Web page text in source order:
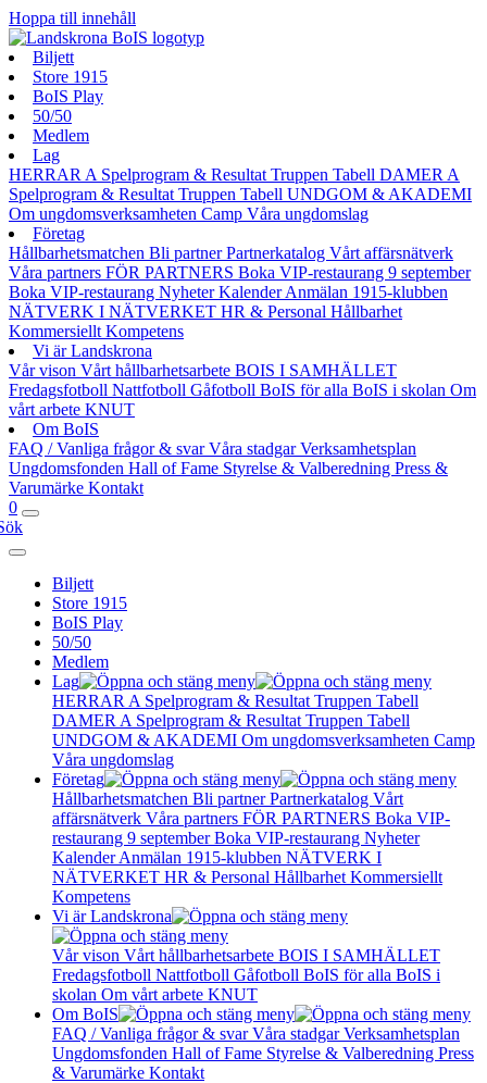
Hoppa till innehåll
Biljett
Store 1915
BoIS Play
50/50
Medlem
Lag
HERRAR A Spelprogram & Resultat Truppen Tabell DAMER A
Spelprogram & Resultat Truppen Tabell UNDGOM & AKADEMI
Om ungdomsverksamheten Camp Våra ungdomslag
Företag
Hållbarhetsmatchen Bli partnerPartnerkatalog Vårt affärsnätverk
Våra partners FÖR PARTNERS Boka VIP-restaurang 9 september
Boka VIP-restaurang NyheterKalenderAnmälan 1915-klubben
NÄTVERK I NÄTVERKET HR & Personal Hållbarhet
Kommersiellt Kompetens
Vi är Landskrona
Vår vison Vårt hållbarhetsarbete BOIS I SAMHÄLLET
Fredagsfotboll Nattfotboll Gåfotboll BoIS för alla BoIS i skolan Om
vårt arbete KNUT
Om BoIS
FAQ / Vanliga frågor & svarVåra stadgarVerksamhetsplan
Ungdomsfonden Hall of Fame Styrelse & Valberedning Press &
Varumärke Kontakt
0
Biljett
Store 1915
BoIS Play
50/50
Medlem
Lag
HERRAR A Spelprogram & Resultat Truppen Tabell
DAMER A Spelprogram & Resultat Truppen Tabell
UNDGOM & AKADEMI Om ungdomsverksamheten Camp
Våra ungdomslag
Företag
Hållbarhetsmatchen Bli partnerPartnerkatalog Vårt
affärsnätverk Våra partners FÖR PARTNERS Boka VIP-
restaurang 9 septemberBoka VIP-restaurang Nyheter
KalenderAnmälan 1915-klubben NÄTVERK I
NÄTVERKET HR & Personal Hållbarhet Kommersiellt
Kompetens
Vi är Landskrona
Vår vison Vårt hållbarhetsarbete BOIS I SAMHÄLLET
Fredagsfotboll Nattfotboll Gåfotboll BoIS för alla BoIS i
skolan Om vårt arbete KNUT
Om BoIS
FAQ / Vanliga frågor & svarVåra stadgarVerksamhetsplan
Ungdomsfonden Hall of Fame Styrelse & Valberedning Press
& Varumärke Kontakt